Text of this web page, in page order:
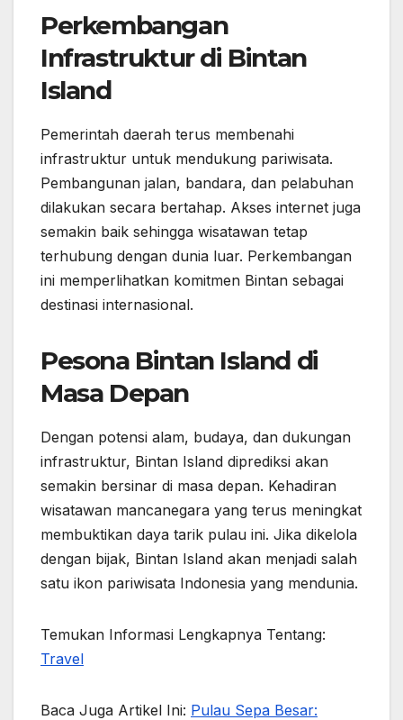
Perkembangan
Infrastruktur di Bintan
Island
Pemerintah daerah terus membenahi
infrastruktur untuk mendukung pariwisata.
Pembangunan jalan, bandara, dan pelabuhan
dilakukan secara bertahap. Akses internet juga
semakin baik sehingga wisatawan tetap
terhubung dengan dunia luar. Perkembangan
ini memperlihatkan komitmen Bintan sebagai
destinasi internasional.
Pesona Bintan Island di
Masa Depan
Dengan potensi alam, budaya, dan dukungan
infrastruktur, Bintan Island diprediksi akan
semakin bersinar di masa depan. Kehadiran
wisatawan mancanegara yang terus meningkat
membuktikan daya tarik pulau ini. Jika dikelola
dengan bijak, Bintan Island akan menjadi salah
satu ikon pariwisata Indonesia yang mendunia.
Temukan Informasi Lengkapnya Tentang:
Travel
Baca Juga Artikel Ini: Pulau Sepa Besar: